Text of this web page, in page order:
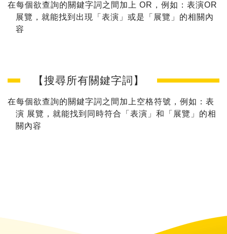
在每個欲查詢的關鍵字詞之間加上 OR，例如：表演OR
展覽，就能找到出現「表演」或是「展覽」的相關內
容
【搜尋所有關鍵字詞】
在每個欲查詢的關鍵字詞之間加上空格符號，例如：表
演 展覽，就能找到同時符合「表演」和「展覽」的相
關內容